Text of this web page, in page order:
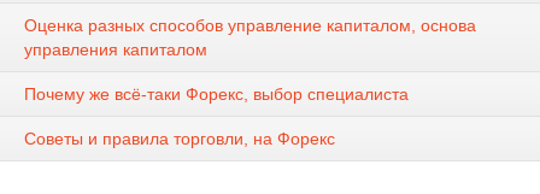
Оценка разных способов управление капиталом, основа
управления капиталом
Почему же всё-таки Форекс, выбор специалиста
Советы и правила торговли, на Форекс